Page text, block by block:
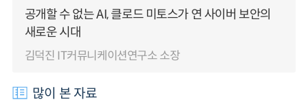
공개할 수 없는 AI, 클로드 미토스가 연 사이버 보안의
새로운 시대
김덕진 IT커뮤니케이션연구소 소장
많이 본 자료